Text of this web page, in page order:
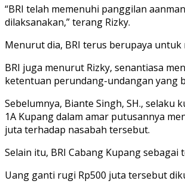
“BRI telah memenuhi panggilan
dilaksanakan,” terang Rizky.
Menurut dia, BRI terus berupaya
BRI juga menurut Rizky, senantiasa
ketentuan perundang-undangan yang
Sebelumnya, Biante Singh, SH., selaku
1A Kupang dalam amar putusannya
juta terhadap nasabah tersebut.
Selain itu, BRI Cabang Kupang
Uang ganti rugi Rp500 juta tersebut